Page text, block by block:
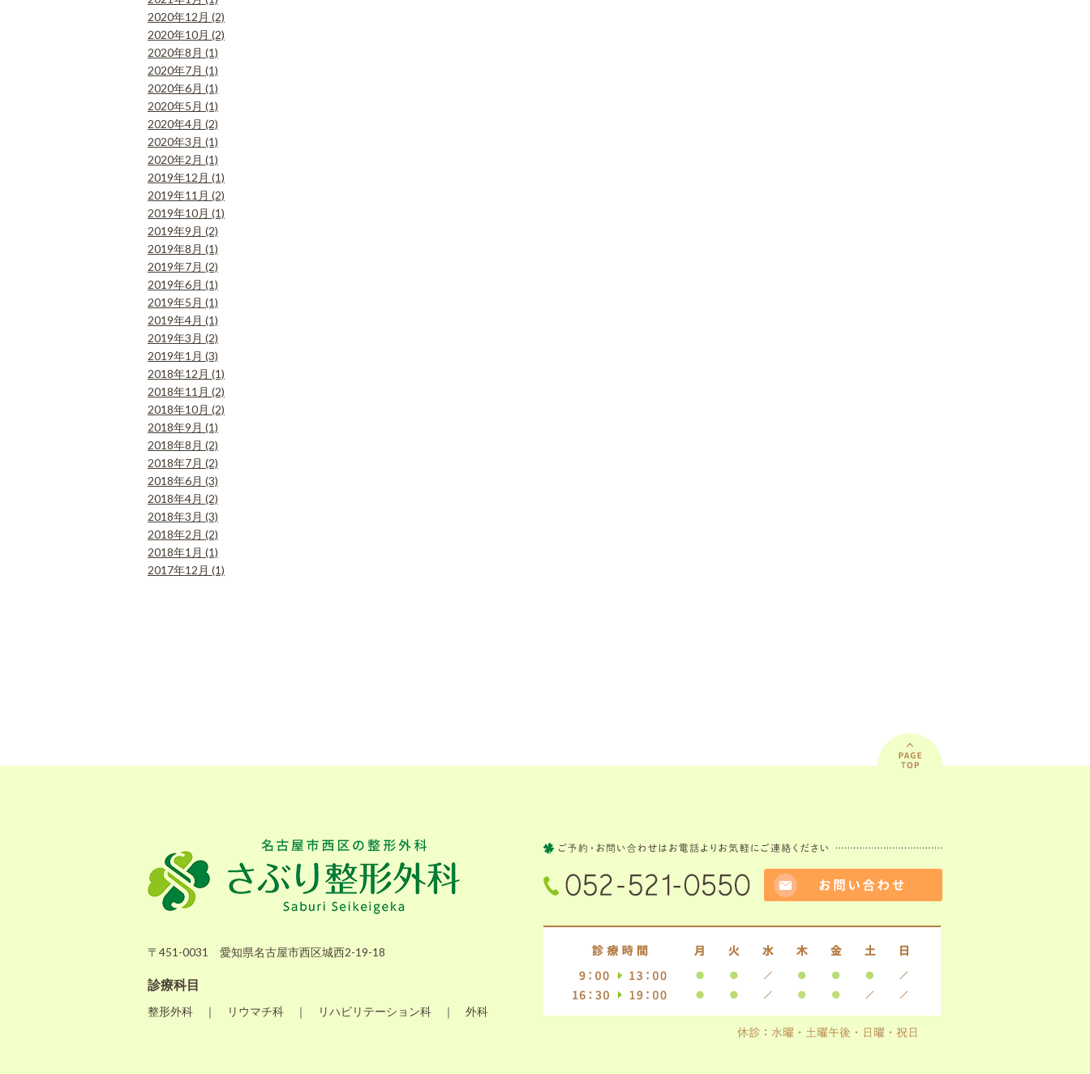
2020年12月 (2)
2020年10月 (2)
2020年8月 (1)
2020年7月 (1)
2020年6月 (1)
2020年5月 (1)
2020年4月 (2)
2020年3月 (1)
2020年2月 (1)
2019年12月 (1)
2019年11月 (2)
2019年10月 (1)
2019年9月 (2)
2019年8月 (1)
2019年7月 (2)
2019年6月 (1)
2019年5月 (1)
2019年4月 (1)
2019年3月 (2)
2019年1月 (3)
2018年12月 (1)
2018年11月 (2)
2018年10月 (2)
2018年9月 (1)
2018年8月 (2)
2018年7月 (2)
2018年6月 (3)
2018年4月 (2)
2018年3月 (3)
2018年2月 (2)
2018年1月 (1)
2017年12月 (1)
〒451-0031 愛知県名古屋市西区城西2-19-18
診療科目
整形外科 ｜ リウマチ科 ｜ リハビリテーション科 ｜ 外科